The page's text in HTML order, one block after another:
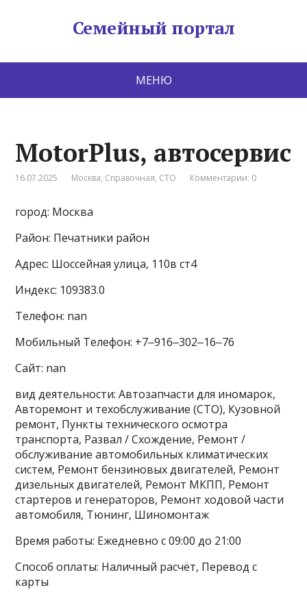
Семейный портал
МЕНЮ
MotorPlus, автосервис
16.07.2025 Москва, Справочная, СТО Комментарии: 0
город: Москва
Район: Печатники район
Адрес: Шоссейная улица, 110в ст4
Индекс: 109383.0
Телефон: nan
Мобильный Телефон: +7‒916‒302‒16‒76
Сайт: nan
вид деятельности: Автозапчасти для иномарок,
Авторемонт и техобслуживание (СТО), Кузовной
ремонт, Пункты технического осмотра
транспорта, Развал / Схождение, Ремонт /
обслуживание автомобильных климатических
систем, Ремонт бензиновых двигателей, Ремонт
дизельных двигателей, Ремонт МКПП, Ремонт
стартеров и генераторов, Ремонт ходовой части
автомобиля, Тюнинг, Шиномонтаж
Время работы: Ежедневно с 09:00 до 21:00
Способ оплаты: Наличный расчёт, Перевод с
карты